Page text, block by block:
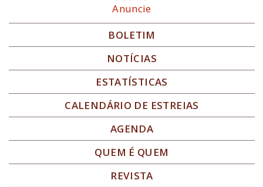
Anuncie
BOLETIM
NOTÍCIAS
ESTATÍSTICAS
CALENDÁRIO DE ESTREIAS
AGENDA
QUEM É QUEM
REVISTA